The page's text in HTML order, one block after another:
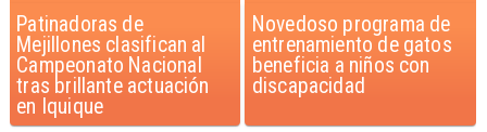
Novedoso programa de
entrenamiento de gatos
beneficia a niños con
discapacidad
Alarmante hábito en
jóvenes de 13 a 15 años
según encuesta del
Minsal